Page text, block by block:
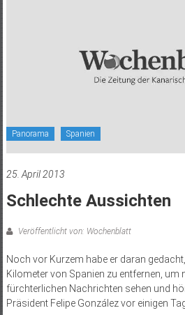
Panorama Spanien
25. April 2013
Schlechte Aussichten
Veröffentlicht von: Wochenblatt
Noch vor Kurzem habe er daran
Kilometer von Spanien zu entfernen, um
fürchterlichen Nachrichten sehen und
Präsident Felipe González vor einigen